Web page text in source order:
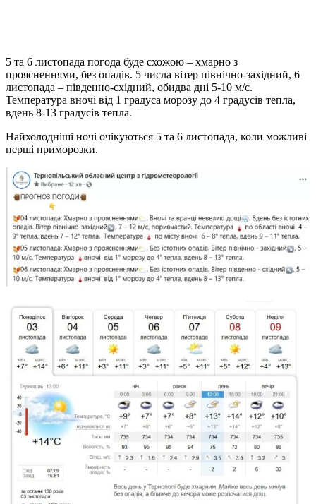
5 та 6 листопада погода буде схожою – хмарно з
проясненнями, без опадів. 5 числа вітер північно-західний, 6
листопада – південно-східний, обидва дні 5-10 м/с.
Температура вночі від 1 градуса морозу до 4 градусів тепла,
вдень 8-13 градусів тепла.
Найхолодніші ночі очікуються 5 та 6 листопада, коли можливі
перші приморозки.